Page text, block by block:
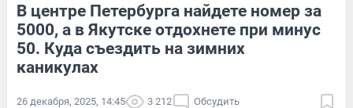
В центре Петербурга найдете номер за
5000, а в Якутске отдохнете при минус
50. Куда съездить на зимних
каникулах
26 декабря, 2025, 14:45 3 212 Обсудить